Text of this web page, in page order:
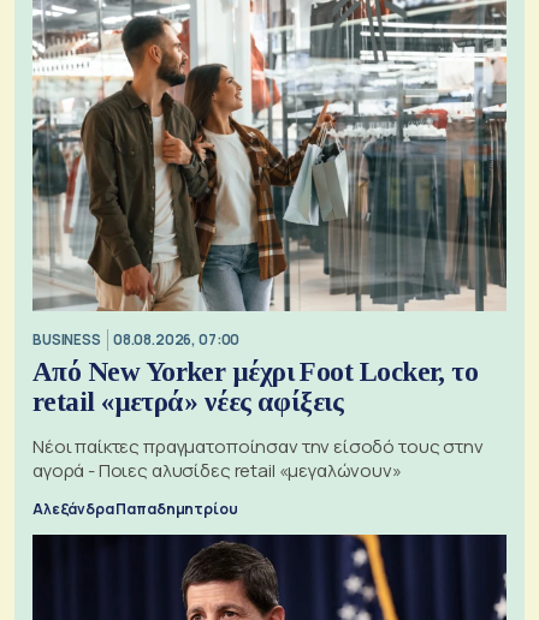
BUSINESS 08.08.2026, 07:00
Από New Yorker μέχρι Foot Locker, το
retail «μετρά» νέες αφίξεις
Νέοι παίκτες πραγματοποίησαν την είσοδό τους στην
αγορά - Ποιες αλυσίδες retail «μεγαλώνουν»
Αλεξάνδρα Παπαδημητρίου